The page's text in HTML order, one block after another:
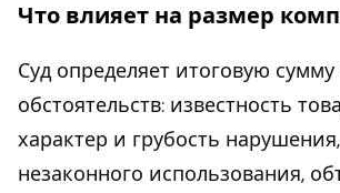
Что влияет на размер
Суд определяет итоговую
обстоятельств: известность
характер и грубость
незаконного использования,